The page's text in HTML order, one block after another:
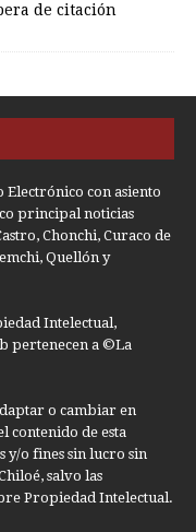
de citación
Electrónico con asiento
principal noticias
Chonchi, Curaco de
Quellón y
Intelectual,
pertenecen a ©La
o cambiar en
contenido de esta
y/o fines sin lucro sin
salvo las
Propiedad Intelectual.